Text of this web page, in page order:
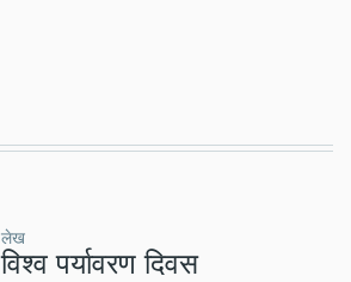
लेख
विश्व पर्यावरण दिवस